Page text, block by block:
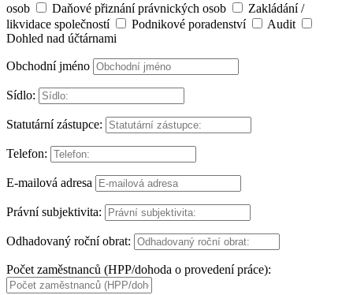
osob
Daňové přiznání právnických osob
Zakládání /
likvidace společností
Podnikové poradenství
Audit
Dohled nad účtárnami
Obchodní jméno
Sídlo:
Statutární zástupce:
Telefon:
E-mailová adresa
Právní subjektivita:
Odhadovaný roční obrat:
Počet zaměstnanců (HPP/dohoda o provedení práce):